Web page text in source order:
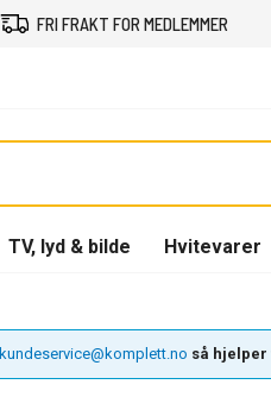
FRI FRAKT FOR MEDLEMMER
TV, lyd & bilde Hvitevarer
kundeservice@komplett.no så hjelper